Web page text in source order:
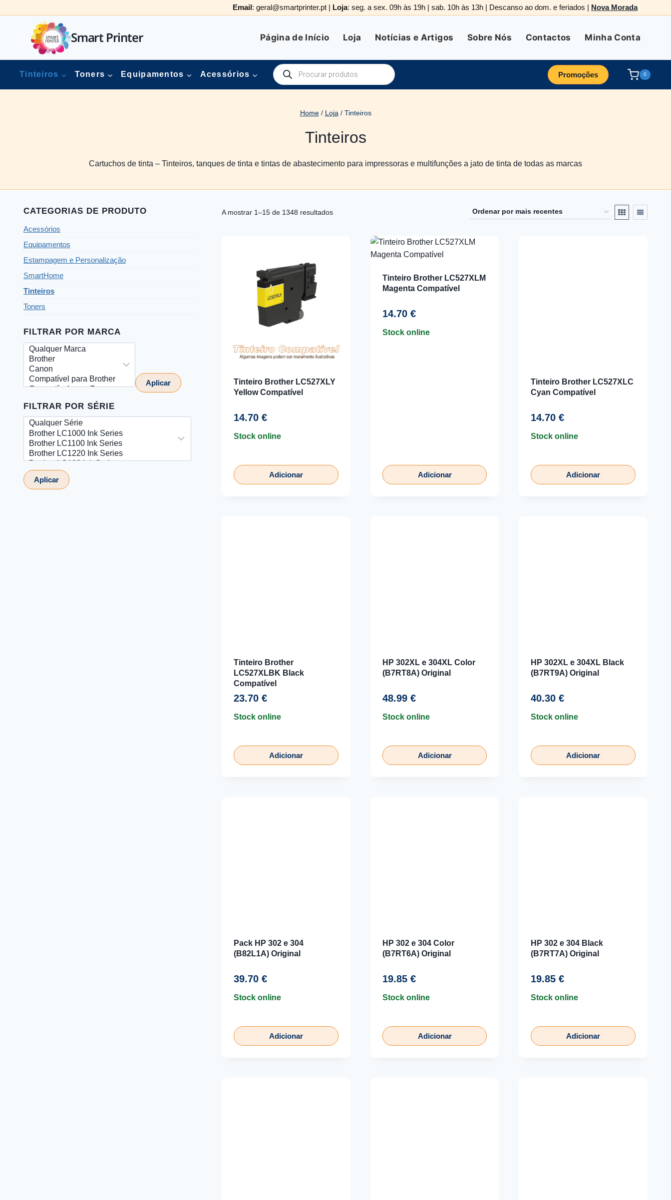
to
Email: geral@smartprinter.pt | Loja: seg. a sex. 09h às 19h | sab. 10h às 13h | Descanso ao dom. e feriados | Nova Morada
Smart Printer Página de Início Loja Notícias e Artigos Sobre Nós Contactos Minha Conta
Tinteiros Toners Equipamentos Acessórios
Products
search
Promoções 0
Home / Loja / Tinteiros
Tinteiros
Cartuchos de tinta – Tinteiros, tanques de tinta e tintas de abastecimento para impressoras e multifunções a jato de tinta de todas as marcas
A mostrar 1–15 de 1348 resultadosOrdenado
Tinteiro Brother LC527XLY
Yellow Compatível
14.70€
Stock online
Adicionar
Tinteiro Brother LC527XLM
Magenta Compatível
14.70 €
Stock online
Adicionar
Tinteiro Brother LC527XLC
Cyan Compatível
14.70€
Stock online
Adicionar
Tinteiro Brother
LC527XLBK Black
Compatível
23.70€
Stock online
Adicionar
HP 302XL e 304XL Color
(B7RT8A) Original
48.99 €
Stock online
Adicionar
HP 302XL e 304XL Black
(B7RT9A) Original
40.30€
Stock online
Adicionar
Pack HP 302 e 304
(B82L1A) Original
39.70€
Stock online
Adicionar
HP 302 e 304 Color
(B7RT6A) Original
19.85 €
Stock online
Adicionar
HP 302 e 304 Black
(B7RT7A) Original
19.85€
Stock online
Adicionar
CATEGORIAS DE PRODUTO
Acessórios
Equipamentos
Estampagem e Personalização
SmartHome
Tinteiros
Toners
FILTRAR POR MARCA
Aplicar
FILTRAR POR SÉRIE
Aplicar